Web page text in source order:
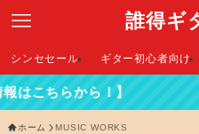
誰得ギ
シンセセール ギター初心者向け
はこちらから！】
ホーム MUSIC WORKS